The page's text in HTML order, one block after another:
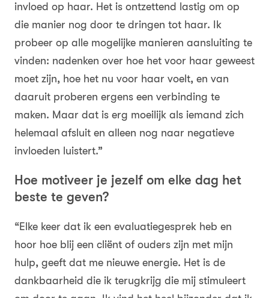
invloed op haar. Het is ontzettend lastig om op
die manier nog door te dringen tot haar. Ik
probeer op alle mogelijke manieren aansluiting te
vinden: nadenken over hoe het voor haar geweest
moet zijn, hoe het nu voor haar voelt, en van
daaruit proberen ergens een verbinding te
maken. Maar dat is erg moeilijk als iemand zich
helemaal afsluit en alleen nog naar negatieve
invloeden luistert.”
Hoe motiveer je jezelf om elke dag het
beste te geven?
“Elke keer dat ik een evaluatiegesprek heb en
hoor hoe blij een cliënt of ouders zijn met mijn
hulp, geeft dat me nieuwe energie. Het is de
dankbaarheid die ik terugkrijg die mij stimuleert